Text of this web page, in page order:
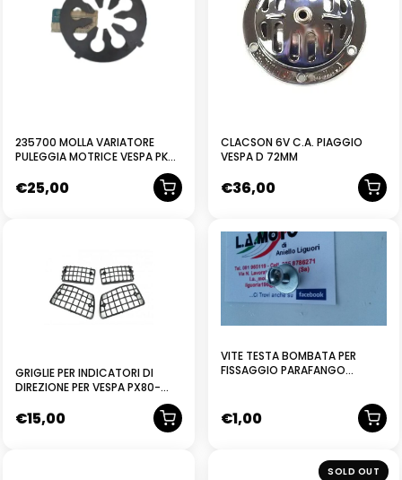
235700 MOLLA VARIATORE
PULEGGIA MOTRICE VESPA PK
50 AUTOMATICA 1984-1989
PIAGGIO
€25,00
CLACSON 6V C.A. PIAGGIO
VESPA D 72MM
€36,00
GRIGLIE PER INDICATORI DI
DIREZIONE PER VESPA PX80-
200-PE-LUSSO- T5- CLASSIC 4
PEZZI
€15,00
VITE TESTA BOMBATA PER
FISSAGGIO PARAFANGO
TUTTE – TIPO N. 2
€1,00
NUOVO
SOLD OUT